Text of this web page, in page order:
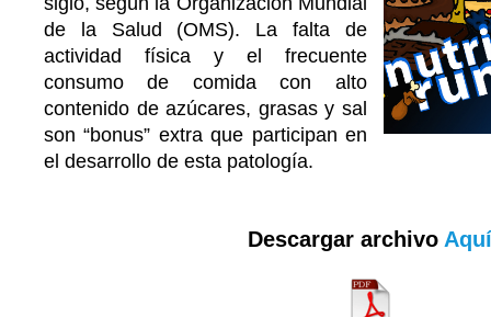
de la Salud (OMS). La falta de
actividad física y el frecuente
consumo de comida con alto
contenido de azúcares, grasas y sal
son “bonus” extra que participan en
el desarrollo de esta patología.
Descargar archivo Aquí